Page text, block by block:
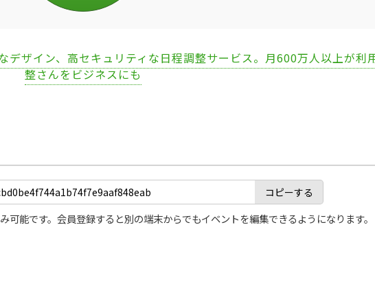
デザイン、高セキュリティな日程調整サービス。月600万人以上が利
整さんをビジネスにも
コピーする
能です。会員登録すると別の端末からでもイベントを編集できるようになります。